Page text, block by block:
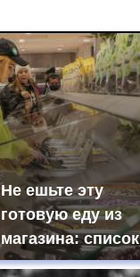
Не ешьте эту
готовую еду из
магазина: список